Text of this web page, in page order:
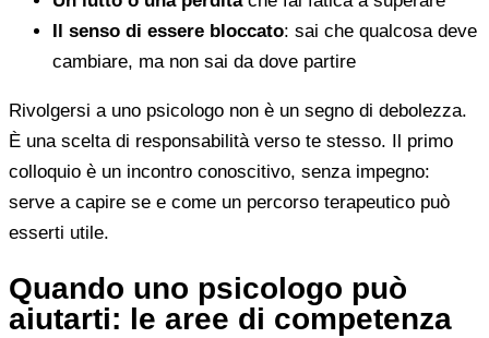
Il senso di essere bloccato: sai che qualcosa deve
cambiare, ma non sai da dove partire
Rivolgersi a uno psicologo non è un segno di debolezza.
È una scelta di responsabilità verso te stesso. Il primo
colloquio è un incontro conoscitivo, senza impegno:
serve a capire se e come un percorso terapeutico può
esserti utile.
Quando uno psicologo può
aiutarti: le aree di competenza